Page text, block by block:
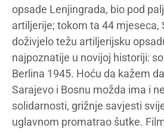
opsade Lenjingrada, bio pod
artiljerije; tokom ta 44 mjeseca,
doživjelo težu artiljerijsku
najpoznatije u novijoj historiji:
Berlina 1945. Hoću da kažem
Sarajevo i Bosnu možda ima i
solidarnosti, grižnje savjesti
uglavnom promatrao šutke.